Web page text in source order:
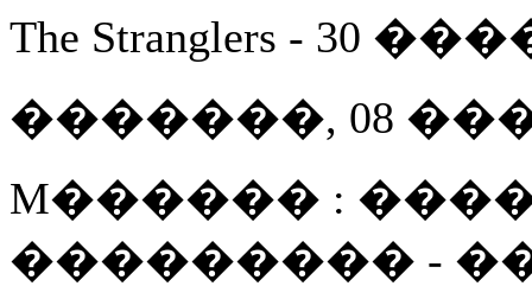
The Stranglers - 30
�������, 08 ���
M������ :
��������� -